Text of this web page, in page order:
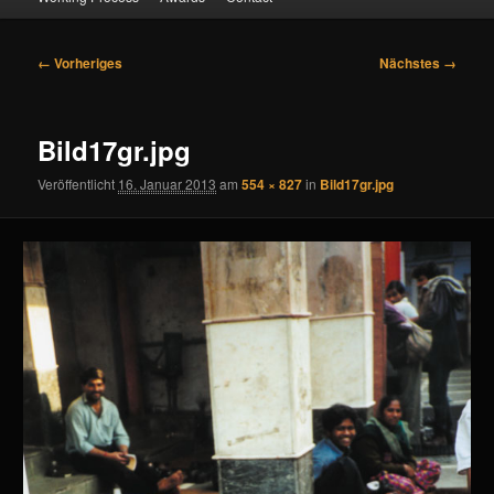
Bilder-
← Vorheriges Nächstes →
Bild17gr.jpg
Veröffentlicht 16. Januar 2013 am554 × 827in Bild17gr.jpg